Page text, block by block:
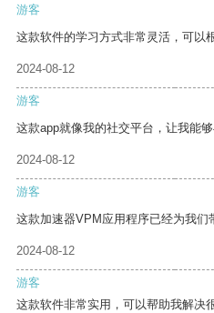
游客
这款软件的学习方式非常灵活，可以
2024-08-12
游客
这款app就像我的社交平台，让我能
2024-08-12
游客
这款加速器VPM应用程序已经为我们
2024-08-12
游客
这款软件非常实用，可以帮助我解决